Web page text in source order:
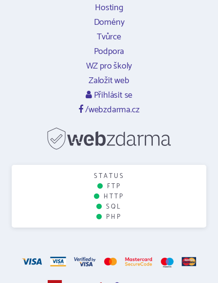
Hosting
Domény
Tvůrce
Podpora
WZ pro školy
Založit web
Přihlásit se
/webzdarma.cz
STATUS
FTP
HTTP
SQL
PHP